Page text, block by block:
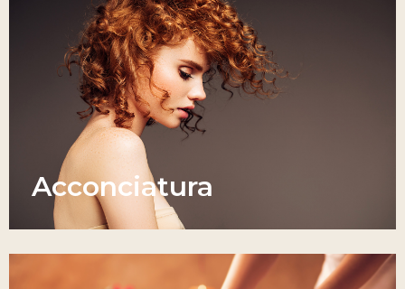
Acconciatura